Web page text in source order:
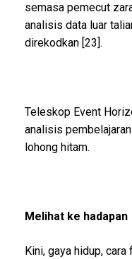
semasa pemecut
analisis data luar
direkodkan [23].
Teleskop Event
analisis
lohong hitam.
Melihat ke hadapan
Kini, gaya hidup,